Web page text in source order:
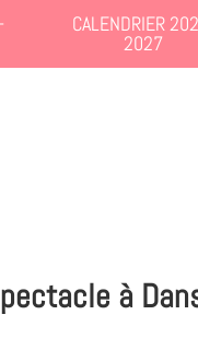
CALENDRIER
2027
à